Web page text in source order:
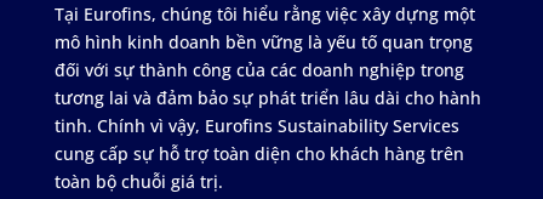
Tại Eurofins, chúng tôi hiểu rằng việc xây dựng một
mô hình kinh doanh bền vững là yếu tố quan trọng
đối với sự thành công của các doanh nghiệp trong
tương lai và đảm bảo sự phát triển lâu dài cho hành
tinh. Chính vì vậy, Eurofins Sustainability Services
cung cấp sự hỗ trợ toàn diện cho khách hàng trên
toàn bộ chuỗi giá trị.